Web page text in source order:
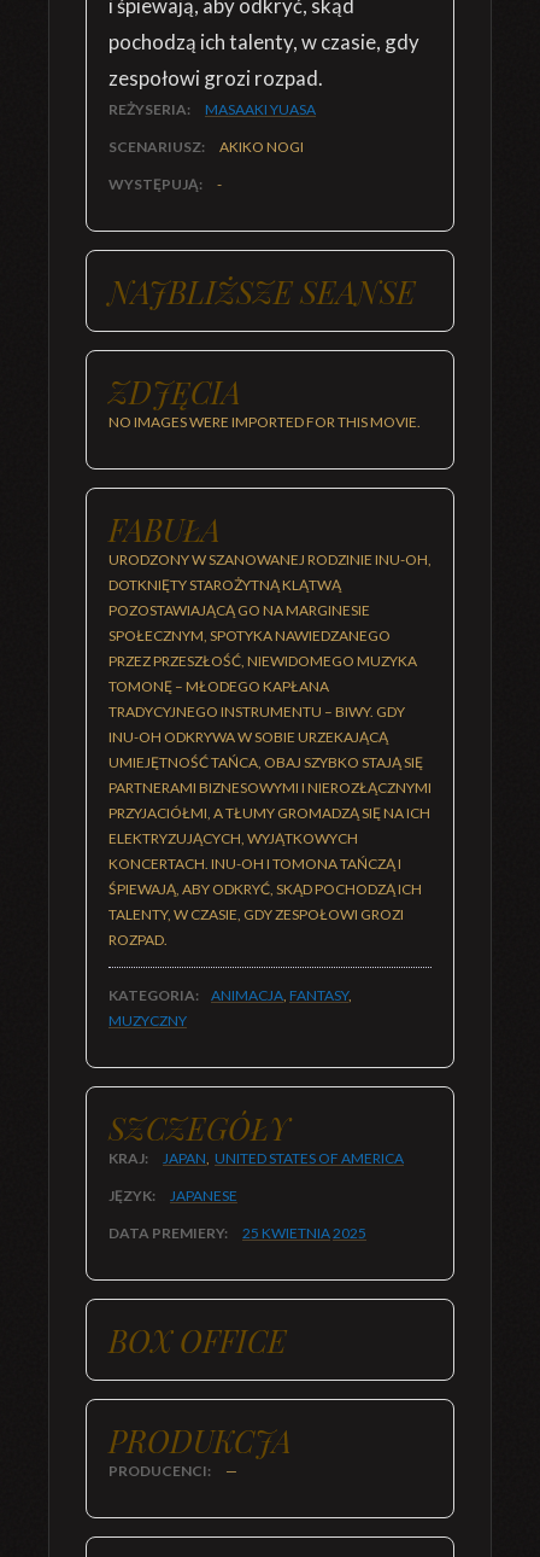
i śpiewają, aby odkryć, skąd
pochodzą ich talenty, w czasie, gdy
zespołowi grozi rozpad.
REŻYSERIA: MASAAKI YUASA
SCENARIUSZ: AKIKO NOGI
WYSTĘPUJĄ: -
NAJBLIŻSZE SEANSE
ZDJĘCIA
NO IMAGES WERE IMPORTED FOR THIS MOVIE.
FABUŁA
URODZONY W SZANOWANEJ RODZINIE INU-OH,
DOTKNIĘTY STAROŻYTNĄ KLĄTWĄ
POZOSTAWIAJĄCĄ GO NA MARGINESIE
SPOŁECZNYM, SPOTYKA NAWIEDZANEGO
PRZEZ PRZESZŁOŚĆ, NIEWIDOMEGO MUZYKA
TOMONĘ – MŁODEGO KAPŁANA
TRADYCYJNEGO INSTRUMENTU – BIWY. GDY
INU-OH ODKRYWA W SOBIE URZEKAJĄCĄ
UMIEJĘTNOŚĆ TAŃCA, OBAJ SZYBKO STAJĄ SIĘ
PARTNERAMI BIZNESOWYMI I NIEROZŁĄCZNYMI
PRZYJACIÓŁMI, A TŁUMY GROMADZĄ SIĘ NA ICH
ELEKTRYZUJĄCYCH, WYJĄTKOWYCH
KONCERTACH. INU-OH I TOMONA TAŃCZĄ I
ŚPIEWAJĄ, ABY ODKRYĆ, SKĄD POCHODZĄ ICH
TALENTY, W CZASIE, GDY ZESPOŁOWI GROZI
ROZPAD.
KATEGORIA: ANIMACJA, FANTASY,
MUZYCZNY
SZCZEGÓŁY
KRAJ: JAPAN, UNITED STATES OF AMERICA
JĘZYK: JAPANESE
DATA PREMIERY: 25 KWIETNIA2025
BOX OFFICE
PRODUKCJA
PRODUCENCI: —